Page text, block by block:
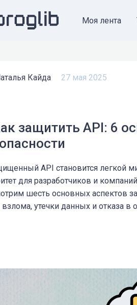
Моя лента
Кайда 27 мая 2025
защитить API: 6
API становится легкой
для разработчиков и
шесть основных аспектов
взлома, утечки данных и отказа в